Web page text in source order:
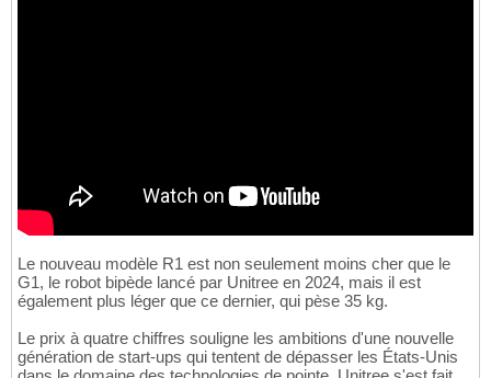
Le nouveau modèle R1 est non seulement moins cher que le
G1, le robot bipède lancé par Unitree en 2024, mais il est
également plus léger que ce dernier, qui pèse 35 kg.
Le prix à quatre chiffres souligne les ambitions d'une nouvelle
génération de start-ups qui tentent de dépasser les États-Unis